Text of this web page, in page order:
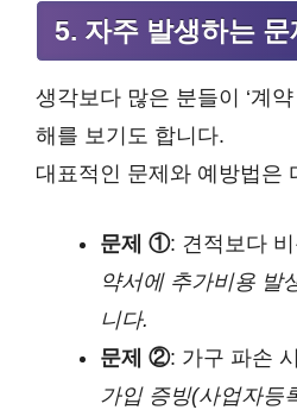
5. 자주 발생하는
생각보다 많은 분들이 ‘계
해를 보기도 합니다.
대표적인 문제와 예방법은
문제 ①: 견적보다
약서에 추가비용 발
니다.
문제 ②: 가구 파손
가입 증빙(사업자등